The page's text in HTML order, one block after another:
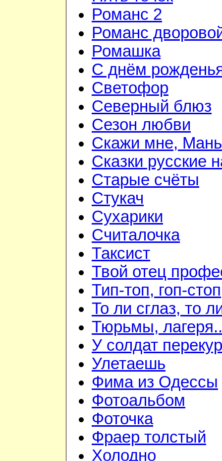
Романс 2
Романс
Ромашка
С днём
Светофор
Северный блюз
Сезон любви
Скажи мне, Мань
Сказки русские
Старые счёты
Стукач
Сухарики
Считалочка
Таксист
Твой отец
Тип-топ, гоп-стоп
То ли сглаз, то
Тюрьмы,
У солдат перекур
Улетаешь
Фима из Одессы
Фотоальбом
Фоточка
Фраер толстый
Холодно